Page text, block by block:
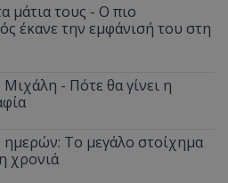
μάτια τους - Ο πιο
έκανε την εμφάνισή του στη
- Πότε θα γίνει η
ημερών: Το μεγάλο στοίχημα
χρονιά